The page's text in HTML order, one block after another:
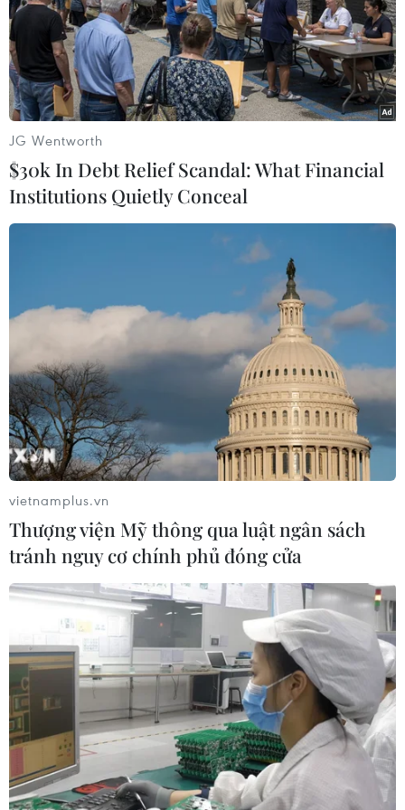
CFO Huawei chỉ có một cuốn hộ chiếu
Trưởng Đặc khu Hành chính Hong Kong (Trung Quốc)
Lâm Trịnh Nguyệt Nga cho biết Giám đốc Tài chính
Huawei Mạnh Vãn Chu chỉ có một cuốn hộ chiếu Hong
Kong có hiệu lực.
Trung Quốc hoan nghênh mọi nỗ lực giải
quyết vụ bà Mạnh Vãn Chu
12/12/2018 11:00
JG Wentworth
$30k In Debt Relief Scandal: What Financial
Institutions Quietly Conceal
vietnamplus.vn
Thượng viện Mỹ thông qua luật ngân sách
tránh nguy cơ chính phủ đóng cửa